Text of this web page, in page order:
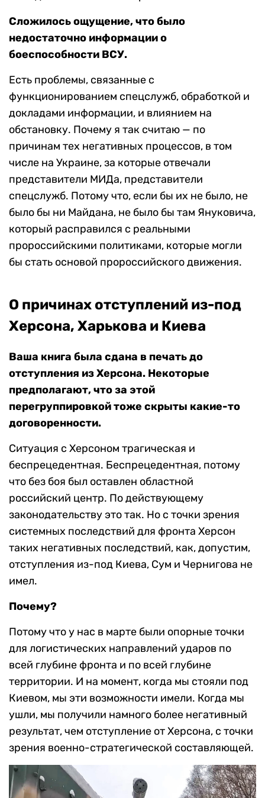
Сложилось ощущение, что было
недостаточно информации о
боеспособности ВСУ.
Есть проблемы, связанные с
функционированием спецслужб, обработкой и
докладами информации, и влиянием на
обстановку. Почему я так считаю — по
причинам тех негативных процессов, в том
числе на Украине, за которые отвечали
представители МИДа, представители
спецслужб. Потому что, если бы их не было, не
было бы ни Майдана, не было бы там Януковича,
который расправился с реальными
пророссийскими политиками, которые могли
бы стать основой пророссийского движения.
О причинах отступлений из-под
Херсона, Харькова и Киева
Ваша книга была сдана в печать до
отступления из Херсона. Некоторые
предполагают, что за этой
перегруппировкой тоже скрыты какие-то
договоренности.
Ситуация с Херсоном трагическая и
беспрецедентная. Беспрецедентная, потому
что без боя был оставлен областной
российский центр. По действующему
законодательству это так. Но с точки зрения
системных последствий для фронта Херсон
таких негативных последствий, как, допустим,
отступления из-под Киева, Сум и Чернигова не
имел.
Почему?
Потому что у нас в марте были опорные точки
для логистических направлений ударов по
всей глубине фронта и по всей глубине
территории. И на момент, когда мы стояли под
Киевом, мы эти возможности имели. Когда мы
ушли, мы получили намного более негативный
результат, чем отступление от Херсона, с точки
зрения военно-стратегической составляющей.